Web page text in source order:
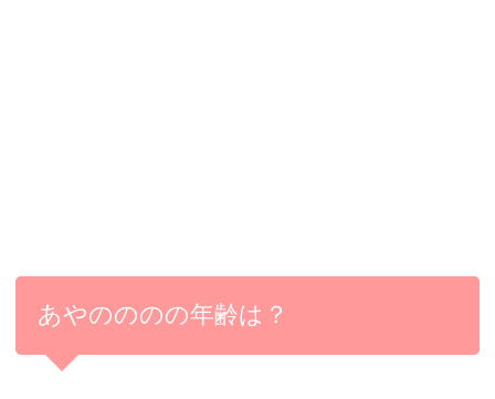
あやのののの年齢は？